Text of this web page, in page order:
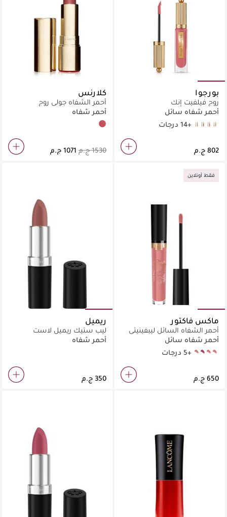
بورجوا
روج فيلفيت إنك
أحمر شفاه سائل
03 Rose Me Tender
09 Rouge Á Rêves
10 Re(d)belle
16 Wine More Time +14 درجات
كلارنس
أحمر الشفاه جولي روج
أحمر شفاه
762 Pop Pink
فقط أونلاين
ماكس فاكتور
أحمر الشفاه السائل ليبفينيتي
فيلفيت مات
أحمر شفاه سائل
posh pink
coco crème
matte merlot
nude silk
+5 درجات
ريميل
ليب ستيك ريميل لاست
فينينش سيلك بيج
أحمر شفاه